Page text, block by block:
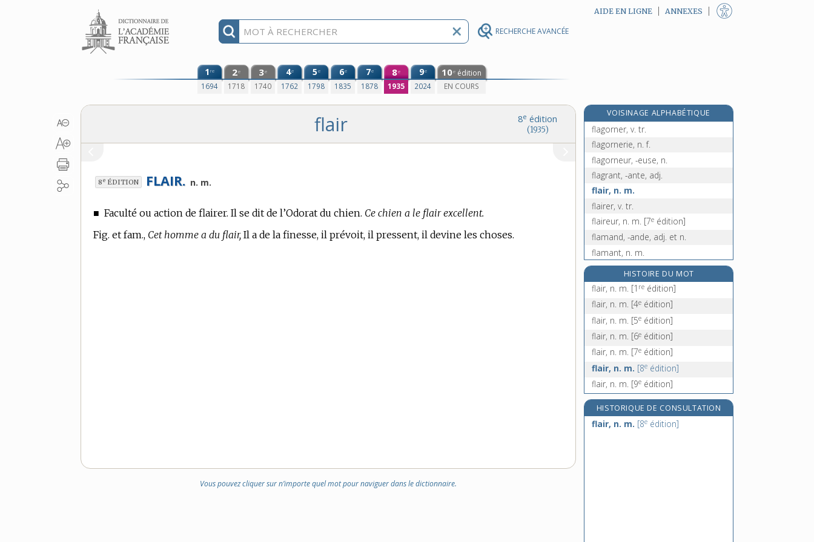
RECHERCHE AVANCÉE
Aller au contenu AIDE EN LIGNE ANNEXES
1re
1694
2e
1718
3e
1740
4e
1762
5e
1798
6e
1835
7e
1878
8e
1935
9e
2024
10e édition
EN COURS
8e édition
(1935)
flair
8e ÉDITION FLAIR. n. m.
■ Faculté ou action de flairer. Il se dit de l’Odorat du chien. Ce chien a le flair excellent.
Fig. et fam., Cet homme a du flair, Il a de la finesse, il prévoit, il pressent, il devine les choses.
Vous pouvez cliquer sur n’importe quel mot pour naviguer dans le dictionnaire.
VOISINAGE ALPHABÉTIQUE
flageolet [II], n. m.
flagorner, v. tr.
flagornerie, n. f.
flagorneur, -euse, n.
flagrant, -ante, adj.
flair, n. m.
flairer, v. tr.
flaireur, n. m. [7e édition]
flamand, -ande, adj. et n.
flamant, n. m.
flambage, n. m.
flambant, -ante, adj.
flambard, n. m.
HISTOIRE DU MOT
flair, n. m. [1 re édition]
flair, n. m. [4e édition]
flair, n. m. [5e édition]
flair, n. m. [6e édition]
flair, n. m. [7e édition]
flair, n. m. [8e édition]
flair, n. m. [9e édition]
HISTORIQUE DE CONSULTATION
flair, n. m. [8e édition]